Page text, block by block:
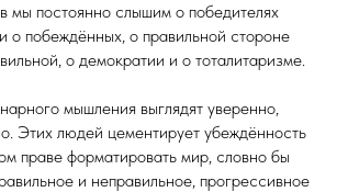
мы постоянно слышим о победителях
о побеждённых, о правильной стороне
о демократии и о тоталитаризме.
мышления выглядят уверенно,
Этих людей цементирует убеждённость
праве форматировать мир, словно бы
и неправильное, прогрессивное